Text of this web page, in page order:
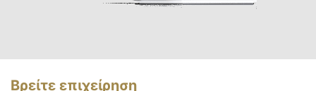
Βρείτε επιχείρηση